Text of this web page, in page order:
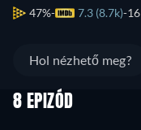
47% 7.3 (8.7k) 16
Hol nézhető meg?
8 EPIZÓD